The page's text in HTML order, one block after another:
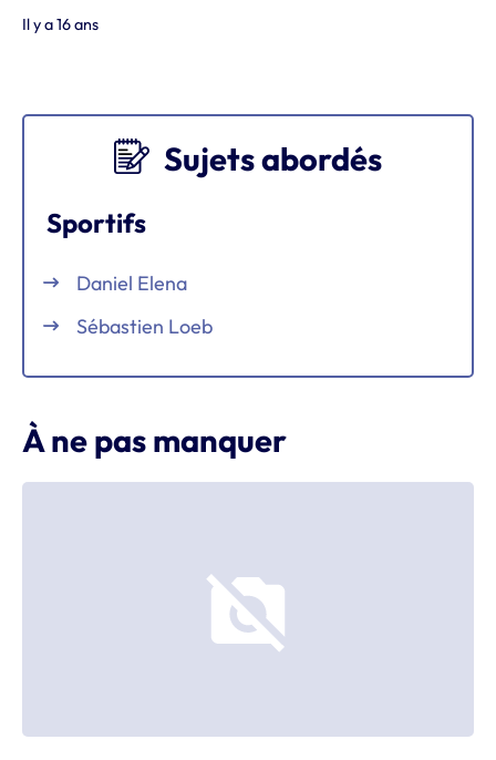
Il y a 16 ans
Sujets abordés
Sportifs
Daniel Elena
Sébastien Loeb
À ne pas manquer